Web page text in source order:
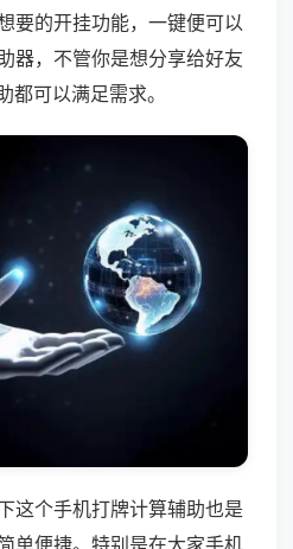
要的开挂功能，一键便可以
器，不管你是想分享给好友
都可以满足需求。
这个手机打牌计算辅助也是